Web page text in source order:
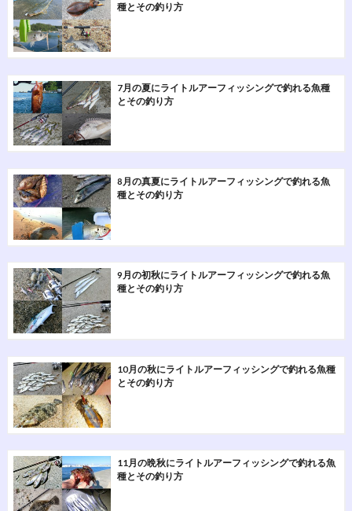
種とその釣り方
7月の夏にライトルアーフィッシングで釣れる魚種
とその釣り方
8月の真夏にライトルアーフィッシングで釣れる魚
種とその釣り方
9月の初秋にライトルアーフィッシングで釣れる魚
種とその釣り方
10月の秋にライトルアーフィッシングで釣れる魚種
とその釣り方
11月の晩秋にライトルアーフィッシングで釣れる魚
種とその釣り方